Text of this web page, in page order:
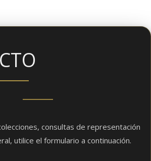
consultas de representación
utilice el formulario a continuación.